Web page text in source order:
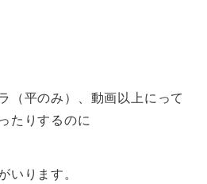
（平のみ）、動画以上にって
たりするのに
いります。